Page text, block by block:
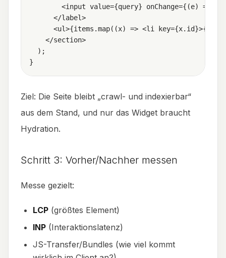
<input value={query} onChange={(e) =>
      </label>
<ul>{items.map((x) => <li
    </section>
  );
Ziel: Die Seite bleibt „crawl- und indexierbar“
aus dem Stand, und nur das Widget braucht
Hydration.
Schritt 3: Vorher/Nachher messen
Messe gezielt:
LCP (größtes Element)
INP (Interaktionslatenz)
JS-Transfer/Bundles (wie viel kommt